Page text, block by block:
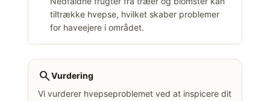
tiltrække hvepse, hvilket skaber problemer
for haveejere i området.
searchVurdering
Vi vurderer hvepseproblemet ved at inspicere dit